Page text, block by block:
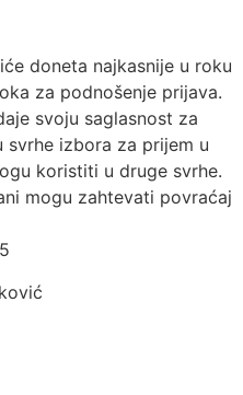
doneta najkasnije u roku
za podnošenje prijava.
svoju saglasnost za
izbora za prijem u
koristiti u druge svrhe.
mogu zahtevati povraćaj